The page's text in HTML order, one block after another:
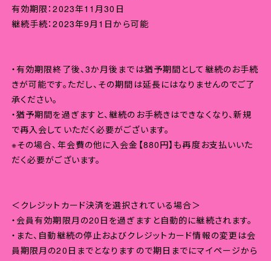
有効期限：2023年11月30日
継続手続：2023年9月1日から可能
・有効期限終了後、3か月後までは猶予期間として継続のお手続
きが可能です。ただし、その期間は延長にはなりませんのでご了
承ください。
・猶予期間を過ぎますと、継続のお手続きはできなくなり、新規
で再入会していただく必要がございます。
※その場合、年会費の他に入会金【880円】も再度お支払いいた
だく必要がございます。
＜クレジットカード決済を選択されている場合＞
・会員有効期限月の20日を過ぎますと自動的に継続されます。
・また、自動継続の停止およびクレジットカード情報の変更は会
員期限月の20日までとなりますので期日までにマイページから